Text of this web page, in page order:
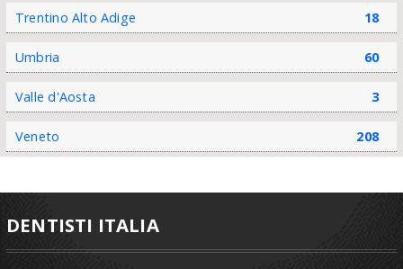
Trentino Alto Adige 18
Umbria 60
Valle d'Aosta 3
Veneto 208
DENTISTI ITALIA